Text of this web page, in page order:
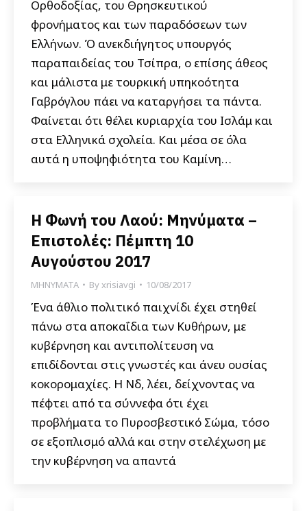
Ορθοδοξίας, του Θρησκευτικού
φρονήματος και των παραδόσεων των
Ελλήνων. Ό ανεκδιήγητος υπουργός
παραπαιδείας του Τσίπρα, ο επίσης άθεος
και μάλιστα με τουρκική υπηκοότητα
Γαβρόγλου πάει να καταργήσει τα πάντα.
Φαίνεται ότι θέλει κυριαρχία του Ισλάμ και
στα Ελληνικά σχολεία. Και μέσα σε όλα
αυτά η υποψηφιότητα του Καμίνη…
Η Φωνή του Λαού: Μηνύματα –
Επιστολές: Πέμπτη 10
Αυγούστου 2017
ΜΗΝΥΜΑΤΑ Byxrisiavgi 10/08/2017
Ένα άθλιο πολιτικό παιχνίδι έχει στηθεί
πάνω στα αποκαΐδια των Κυθήρων, με
κυβέρνηση και αντιπολίτευση να
επιδίδονται στις γνωστές και άνευ ουσίας
κοκορομαχίες. Η Νδ, λέει, δείχνοντας να
πέφτει από τα σύννεφα ότι έχει
προβλήματα το Πυροσβεστικό Σώμα, τόσο
σε εξοπλισμό αλλά και στην στελέχωση με
την κυβέρνηση να απαντά